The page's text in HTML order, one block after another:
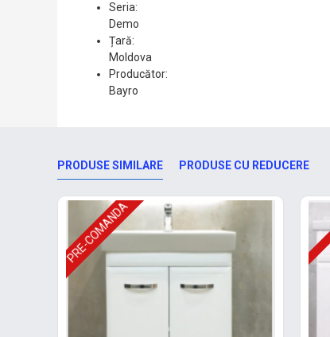
Seria:
Demo
Țară:
Moldova
Producător:
Bayro
PRODUSE SIMILARE PRODUSE CU REDUCERE
PRE-COMANDA